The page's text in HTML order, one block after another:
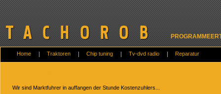
Home Traktoren Chip tuning Tv-dvd radio Reparatur
Wir sind Marktfuhrer in auffangen der Stunde Kostenzuhlers...